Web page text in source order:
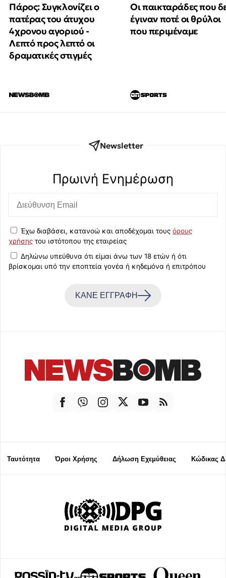
Πάρος: Συγκλονίζει ο
πατέρας του άτυχου
4χρονου αγοριού -
Λεπτό προς λεπτό οι
δραματικές στιγμές
Οι παικταράδες που
έγιναν ποτέ οι θρύλοι
που περιμέναμε
Newsletter
Πρωινή Eνημέρωση
Έχω διαβάσει, κατανοώ και αποδέχομαι τους όρους
χρήσης του ιστότοπου της εταιρείας
Δηλώνω υπεύθυνα ότι είμαι άνω των 18 ετών ή ότι
βρίσκομαι υπό την εποπτεία γονέα ή κηδεμόνα ή επιτρόπου
ΚΑΝΕ ΕΓΓΡΑΦΗ
Ταυτότητα Όροι Χρήσης Δήλωση Εχεμύθειας Κώδικας